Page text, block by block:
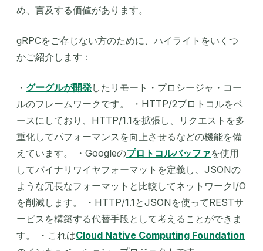
め、言及する価値があります。
gRPCをご存じない方のために、ハイライトをいくつ
かご紹介します：
・ グーグルが開発したリモート・プロシージャ・コー
ルのフレームワークです。 ・HTTP/2プロトコルをベ
ースにしており、HTTP/1.1を拡張し、リクエストを多
重化してパフォーマンスを向上させるなどの機能を備
えています。 ・Googleのプロトコルバッファを使用
してバイナリワイヤフォーマットを定義し、JSONの
ような冗長なフォーマットと比較してネットワークI/O
を削減します。 ・HTTP/1.1とJSONを使ってRESTサ
ービスを構築する代替手段として考えることができま
す。 ・これはCloud Native Computing Foundation